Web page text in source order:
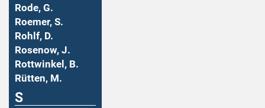
Rode, G.
Roemer, S.
Rohlf, D.
Rosenow, J.
Rottwinkel, B.
Rütten, M.
S